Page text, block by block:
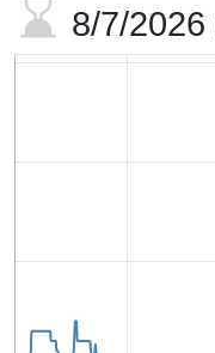
8/7/2026